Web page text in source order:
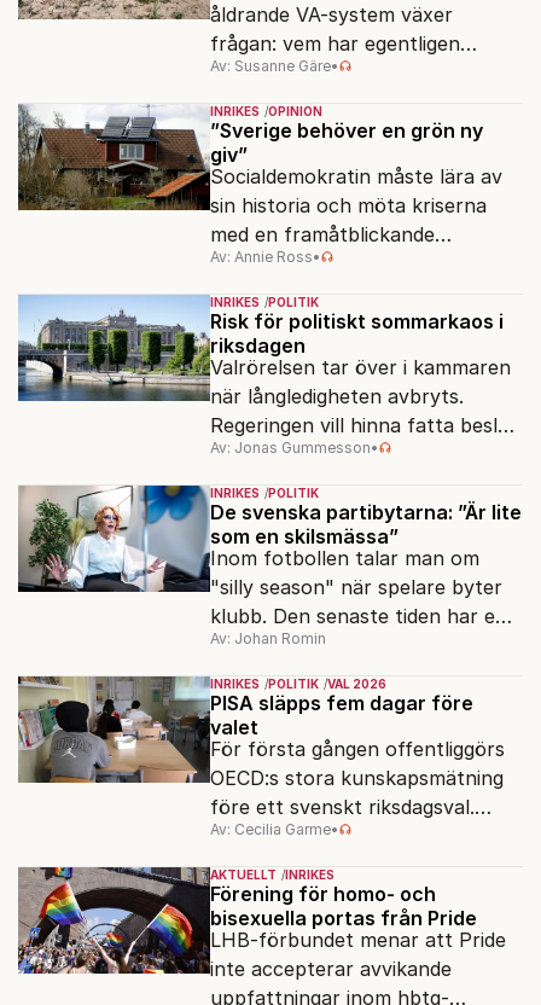
åldrande VA-system växer
frågan: vem har egentligen
ansvar för Sveriges
vattenresurser?
Av: Susanne Gäre•
INRIKES OPINION
”Sverige behöver en grön ny
giv”
Socialdemokratin måste lära av
sin historia och möta kriserna
med en framåtblickande
strukturpolitik för att göra
Sverige långsiktigt hållbart,
jämlikt och kriståligt.
Av: Annie Ross•
INRIKES POLITIK
Risk för politiskt sommarkaos i
riksdagen
Valrörelsen tar över i kammaren
när långledigheten avbryts.
Regeringen vill hinna fatta beslut
före valet – men oppositionen
ser sin chans att pressa
Tidösidan.
Av: Jonas Gummesson•
INRIKES POLITIK
De svenska partibytarna: ”Är lite
som en skilsmässa”
Inom fotbollen talar man om
"silly season" när spelare byter
klubb. Den senaste tiden har en
rad svenska politiker bytt parti –
men varför, och vad skiljer
partiernas interna kulturer åt?
Av: Johan Romin
INRIKES POLITIK VAL 2026
PISA släpps fem dagar före
valet
För första gången offentliggörs
OECD:s stora kunskapsmätning
före ett svenskt riksdagsval.
Resultatet kan ge skolfrågan ny
kraft under valrörelsens sista
dagar.
Av: Cecilia Garme•
AKTUELLT INRIKES
Förening för homo- och
bisexuella portas från Pride
LHB-förbundet menar att Pride
inte accepterar avvikande
uppfattningar inom hbtq-